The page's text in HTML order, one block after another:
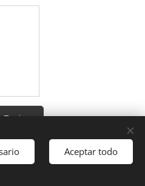
Enviar
Aceptar todo